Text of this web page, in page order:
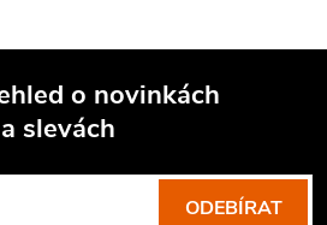
o novinkách
a slevách
ODEBÍRAT